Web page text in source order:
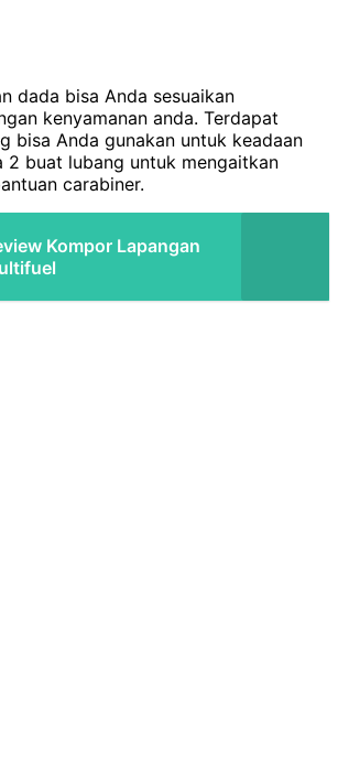
dada bisa Anda sesuaikan
kenyamanan anda. Terdapat
bisa Anda gunakan untuk keadaan
2 buat lubang untuk mengaitkan
carabiner.
Kompor Lapangan